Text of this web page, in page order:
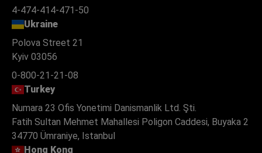
4-474-414-471-50
Ukraine
Polova Street 21
Kyiv 03056
0-800-21-21-08
Turkey
Numara 23 Ofis Yonetimi Danismanlik Ltd. Şti.
Fatih Sultan Mehmet Mahallesi Poligon Caddesi, Buyaka 2
34770 Ümraniye, Istanbul
Hong Kong